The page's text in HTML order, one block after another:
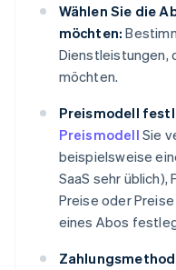
Wählen Sie die
möchten:
Dienstleistungen,
möchten.
Preismodell
Preismodell Sie
beispielsweise
SaaS sehr
Preise oder
eines Abos